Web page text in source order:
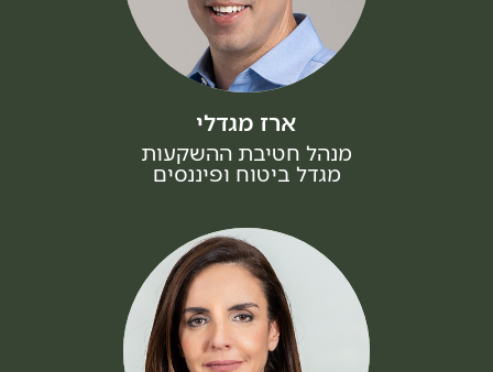
ארז מגדלי
מנהל חטיבת ההשקעות
מגדל ביטוח ופיננסים